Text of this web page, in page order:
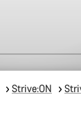
Strive:ON